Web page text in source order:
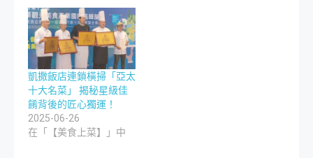
凱撒飯店連鎖橫掃「亞太
十大名菜」 揭秘星級佳
餚背後的匠心獨運！
2025-06-26
在「【美食上菜】」中